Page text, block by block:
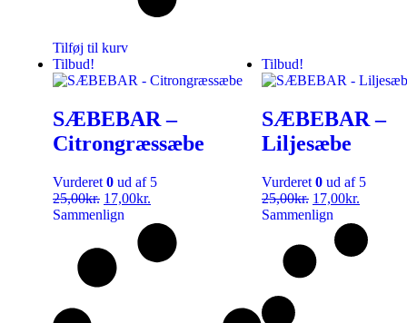
Tilføj til kurv
Tilbud!
SÆBEBAR –
Citrongræssæbe
Vurderet 0 ud af 5
25,00kr. 17,00kr.
Sammenlign
Tilbud!
SÆBEBAR –
Liljesæbe
Vurderet 0 ud af 5
25,00kr. 17,00kr.
Sammenlign